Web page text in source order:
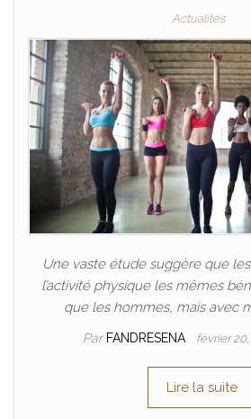
Actualités
Une vaste étude suggère que
l’activité physique les mêmes
que les hommes, mais avec
Par FANDRESENA février
Lire la suite